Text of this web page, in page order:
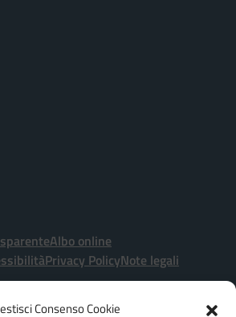
Consenso Cookie
Albo online
Privacy PolicyNote legali